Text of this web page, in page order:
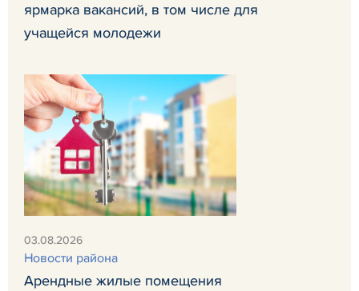
ярмарка вакансий, в том числе для
учащейся молодежи
03.08.2026
Новости района
Арендные жилые помещения